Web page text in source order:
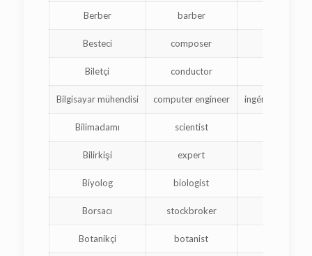
Berber barber
Besteci composer
Biletçi conductor
Bilgisayar mühendisi computer engineer ingénieur en
Bilimadamı scientist
Bilirkişi expert
Biyolog biologist
Borsacı stockbroker
Botanikçi botanist